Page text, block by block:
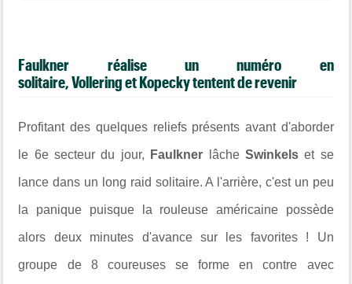
Faulkner réalise un numéro en
solitaire,VolleringetKopeckytentent de revenir
Profitant des quelques reliefs présents avant d'aborder
le 6e secteur du jour, Faulkner lâche Swinkels et se
lance dans un long raid solitaire. A l'arrière, c'est un peu
la panique puisque la rouleuse américaine possède
alors deux minutes d'avance sur les favorites ! Un
groupe de 8 coureuses se forme en contre avec